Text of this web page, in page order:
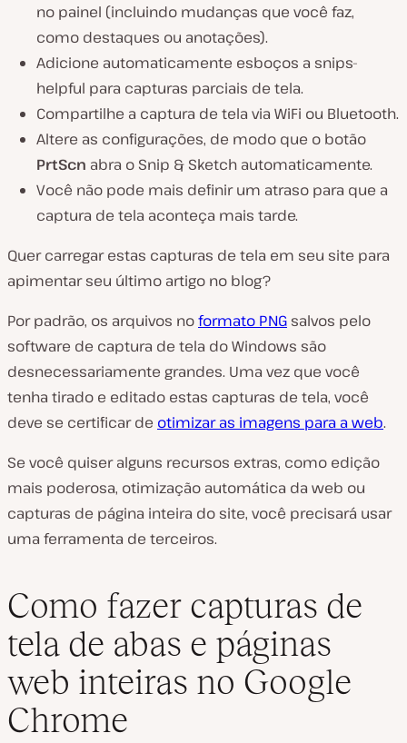
no painel (incluindo mudanças que você faz,
como destaques ou anotações).
Adicione automaticamente esboços a snips-
helpful para capturas parciais de tela.
Compartilhe a captura de tela via WiFi ou Bluetooth.
Altere as configurações, de modo que o botão
PrtScn abra o Snip & Sketch automaticamente.
Você não pode mais definir um atraso para que a
captura de tela aconteça mais tarde.
Quer carregar estas capturas de tela em seu site para
apimentar seu último artigo no blog?
Por padrão, os arquivos noformato PNG salvos pelo
software de captura de tela do Windows são
desnecessariamente grandes. Uma vez que você
tenha tirado e editado estas capturas de tela, você
deve se certificar de otimizar as imagens para a web.
Se você quiser alguns recursos extras, como edição
mais poderosa, otimização automática da web ou
capturas de página inteira do site, você precisará usar
uma ferramenta de terceiros.
Como fazer capturas de
tela de abas e páginas
web inteiras no Google
Chrome